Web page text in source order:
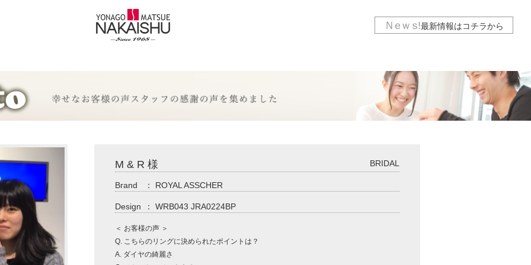
Ｎｅｗｓ!最新情報はコチラから
M & R 様 BRIDAL
Brand ： ROYAL ASSCHER
Design ： WRB043 JRA0224BP
＜ お客様の声 ＞
Q. こちらのリングに決められたポイントは？
A. ダイヤの綺麗さ